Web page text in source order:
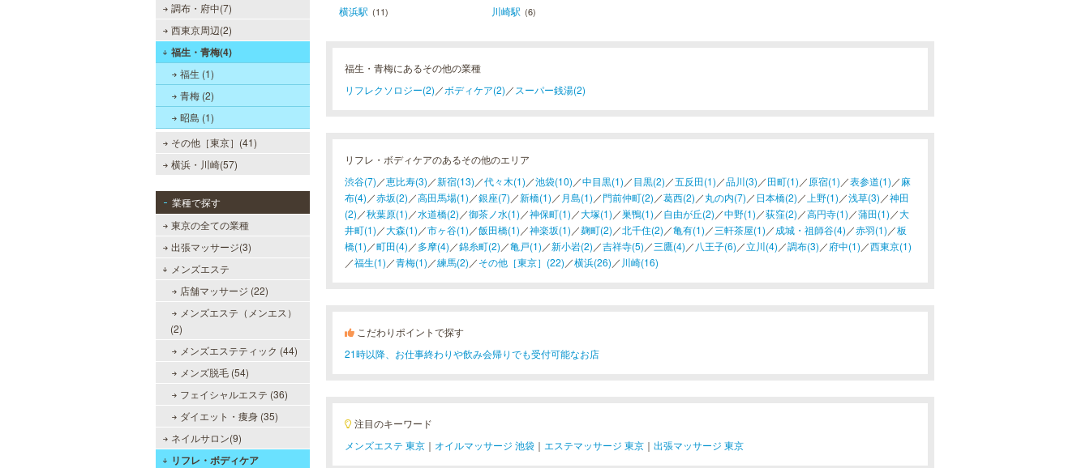
調布・府中(7)
西東京周辺(2)
福生・青梅(4)
福生 (1)
青梅 (2)
昭島 (1)
その他［東京］(41)
横浜・川崎(57)
業種で探す
東京の全ての業種
出張マッサージ(3)
メンズエステ
店舗マッサージ (22)
メンズエステ（メンエス）
(2)
メンズエステティック (44)
メンズ脱毛 (54)
フェイシャルエステ (36)
ダイエット・痩身 (35)
ネイルサロン(9)
リフレ・ボディケア
横浜駅 (11) 川崎駅 (6)
福生・青梅にあるその他の業種
リフレクソロジー(2) ／ボディケア(2) ／ スーパー銭湯(2)
リフレ・ボディケアのあるその他のエリア
渋谷(7) ／恵比寿(3) ／新宿(13) ／代々木(1) ／池袋(10) ／中目黒(1) ／目黒(2) ／五反田(1) ／品川(3) ／田町(1) ／原宿(1) ／表参道(1) ／麻
布(4) ／赤坂(2) ／高田馬場(1) ／銀座(7) ／新橋(1) ／ 月島(1) ／門前仲町(2) ／葛西(2) ／丸の内(7) ／日本橋(2) ／ 上野(1) ／浅草(3) ／神田
(2) ／秋葉原(1) ／水道橋(2) ／御茶ノ水(1) ／神保町(1) ／大塚(1) ／巣鴨(1) ／自由が丘(2) ／中野(1) ／荻窪(2) ／高円寺(1) ／蒲田(1) ／大
井町(1) ／大森(1) ／市ヶ谷(1) ／飯田橋(1) ／神楽坂(1) ／麹町(2) ／北千住(2) ／亀有(1) ／三軒茶屋(1) ／成城・祖師谷(4) ／赤羽(1) ／板
橋(1) ／町田(4) ／多摩(4) ／錦糸町(2) ／亀戸(1) ／新小岩(2) ／吉祥寺(5) ／三鷹(4) ／ 八王子(6) ／立川(4) ／調布(3) ／府中(1) ／西東京(1)
／福生(1) ／青梅(1) ／練馬(2) ／その他［東京］(22) ／横浜(26) ／ 川崎(16)
こだわりポイントで探す
21時以降、お仕事終わりや飲み会帰りでも受付可能なお店
注目のキーワード
メンズエステ 東京 ｜ オイルマッサージ 池袋 ｜ エステマッサージ 東京 ｜ 出張マッサージ 東京